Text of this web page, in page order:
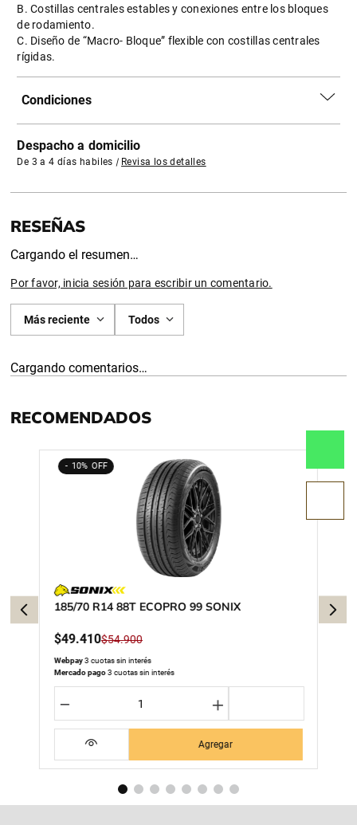
B. Costillas centrales estables y conexiones entre los bloques
de rodamiento.
C. Diseño de “Macro- Bloque” flexible con costillas centrales
rígidas.
Condiciones
Despacho a domicilio
De 3 a 4 días habiles | Revisa los detalles
Cargando el resumen…
Por favor, inicia sesión para escribir un comentario.
Más reciente Todos
Cargando comentarios…
RECOMENDADOS
10%
185/70 R14 88T ECOPRO 99 SONIX
$49.410$54.900
Webpay3 cuotas sin interés
Mercado pago3 cuotas sin interés
＋
－
Agregar